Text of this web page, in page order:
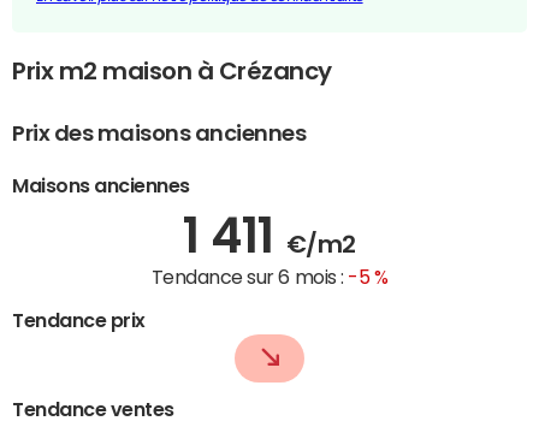
Prix m2 maison à Crézancy
Prix des maisons anciennes
Maisons anciennes
1 411 €/m2
Tendance sur 6 mois : -5 %
Tendance prix
Tendance ventes